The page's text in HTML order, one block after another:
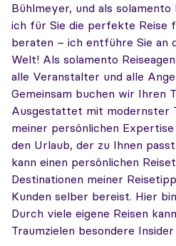
Bühlmeyer, und als
ich für Sie die perfekte Reise
beraten – ich entführe Sie an
Welt! Als solamento
alle Veranstalter und alle
Gemeinsam buchen wir Ihren
Ausgestattet mit modernster
meiner persönlichen
den Urlaub, der zu Ihnen
kann einen persönlichen
Destinationen meiner
Kunden selber bereist. Hier
Durch viele eigene Reisen
Traumzielen besondere